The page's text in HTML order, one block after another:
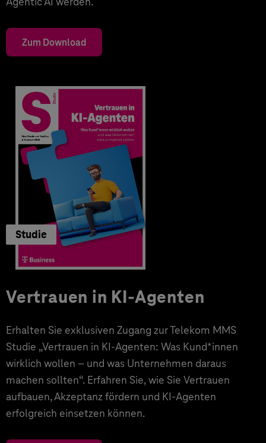
Zum Download
Studie
Vertrauen in KI-Agenten
Erhalten Sie exklusiven Zugang zur Telekom MMS
Studie „Vertrauen in KI-Agenten: Was Kund*innen
wirklich wollen – und was Unternehmen daraus
machen sollten“. Erfahren Sie, wie Sie Vertrauen
aufbauen, Akzeptanz fördern und KI-Agenten
erfolgreich einsetzen können.